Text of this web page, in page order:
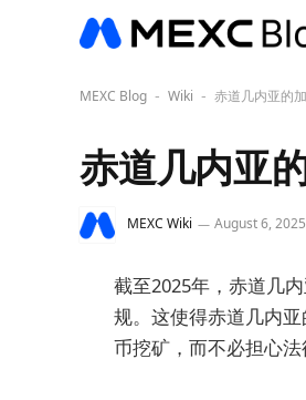
MEXC Blog - Wiki - 赤道几内亚的
赤道几内亚
MEXC Wiki August 6, 2025
截至2025年，赤道几
规。这使得赤道几内
币挖矿，而不必担心法